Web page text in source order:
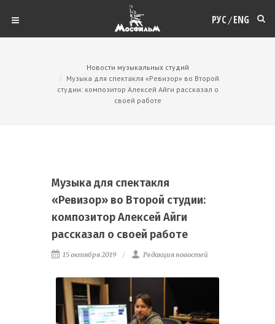
РУС /ENG
Новости музыкальных студий
Музыка для спектакля «Ревизор» во Второй
студии: композитор Алексей Айги рассказал о
своей работе
Музыка для спектакля
«Ревизор» во Второй студии:
композитор Алексей Айги
рассказал о своей работе
15 октября 2019 Редакция новостей